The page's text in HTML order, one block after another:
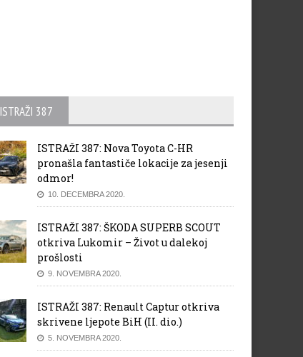
ISTRAŽI 387
ISTRAŽI 387: Nova Toyota C-HR
pronašla fantastiče lokacije za jesenji
odmor!
10. DECEMBRA 2020.
ISTRAŽI 387: ŠKODA SUPERB SCOUT
otkriva Lukomir – Život u dalekoj
prošlosti
9. NOVEMBRA 2020.
ISTRAŽI 387: Renault Captur otkriva
skrivene ljepote BiH (II. dio.)
5. NOVEMBRA 2020.